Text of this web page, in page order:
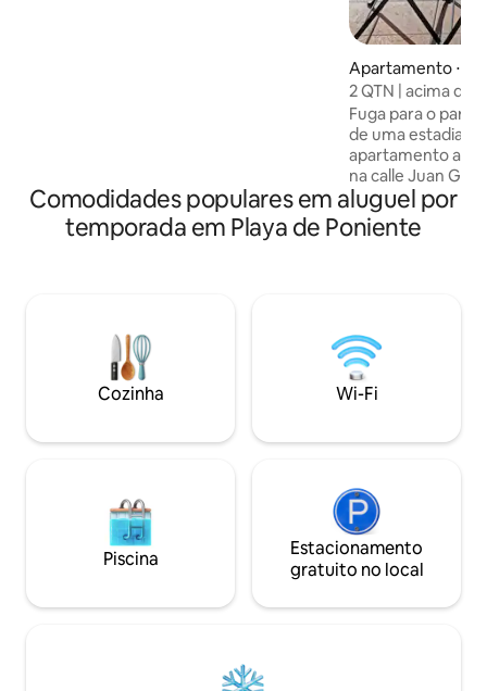
Apartamento ⋅
2 QTN | acima do
Fuga para o paraíso
de uma estadia
apartamento
na calle Juan Goytisolo,
em uma área
Nossa
oásis de calma
natural de Isla del Fraile.
Proibido fumar. 2.
estimação, entre
Comodidades populares em aluguel por
temporada em Playa de Poniente
Cozinha Wi-Fi
Piscina
Estacionamento
gratuito no local